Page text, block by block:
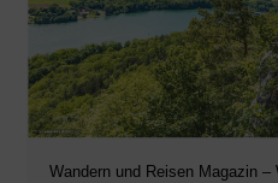
Wandern und Reisen Magazin –